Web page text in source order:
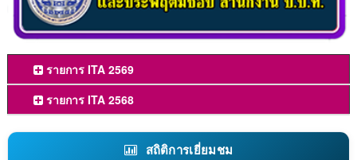
รายการ ITA 2569
รายการ ITA 2568
สถิติการเยี่ยมชม